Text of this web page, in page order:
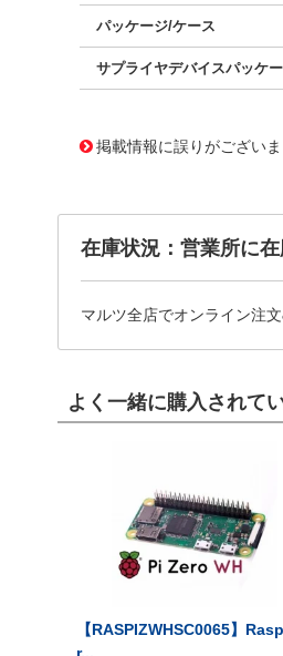
パッケージ/ケース
サプライヤデバイスパッケ
掲載情報に誤りがござい
在庫状況：営業所に在
マルツ全店でオンライン注
よく一緒に購入されて
【RASPIZWHSC0065】